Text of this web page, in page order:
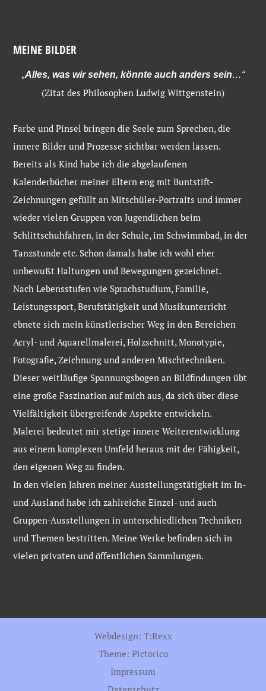
MEINE BILDER
„Alles, was wir sehen, könnte auch anders sein…“
(Zitat des Philosophen Ludwig Wittgenstein)
Farbe und Pinsel bringen die Seele zum Sprechen, die
innere Bilder und Prozesse sichtbar werden lassen.
Bereits als Kind habe ich die abgelaufenen
Kalenderbücher meiner Eltern eng mit Buntstift-
Zeichnungen gefüllt an Mitschüler-Portraits und immer
wieder vielen Gruppen von Jugendlichen beim
Schlittschuhfahren, in der Schule, im Schwimmbad, in der
Tanzstunde etc. Schon damals habe ich wohl eher
unbewußt Haltungen und Bewegungen gezeichnet.
Nach Lebensstufen wie Sprachstudium, Familie,
Leistungssport, Berufstätigkeit und Musikunterricht
ebnete sich mein künstlerischer Weg in den Bereichen
Acryl- und Aquarellmalerei, Holzschnitt, Monotypie,
Fotografie, Zeichnung und anderen Mischtechniken.
Dieser weitläufige Spannungsbogen an Bildfindungen übt
eine große Faszination auf mich aus, da sich über diese
Vielfältigkeit übergreifende Aspekte entwickeln.
Malerei bedeutet mir stetige innere Weiterentwicklung
aus einem komplexen Umfeld heraus mit der Fähigkeit,
den eigenen Weg zu finden.
In den vielen Jahren meiner Ausstellungstätigkeit im In-
und Ausland habe ich zahlreiche Einzel- und auch
Gruppen-Ausstellungen in unterschiedlichen Techniken
und Themen bestritten. Meine Werke befinden sich in
vielen privaten und öffentlichen Sammlungen.
Webdesign: T:Rexx
Theme: Pictorico
Impressum